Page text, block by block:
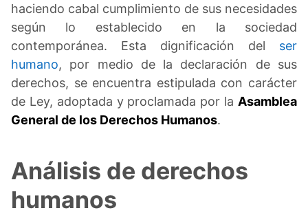
haciendo cabal cumplimiento de sus necesidades
según lo establecido en la sociedad
contemporánea. Esta dignificación del ser
humano, por medio de la declaración de sus
derechos, se encuentra estipulada con carácter
de Ley, adoptada y proclamada por la Asamblea
General de los Derechos Humanos.
Análisis de derechos
humanos